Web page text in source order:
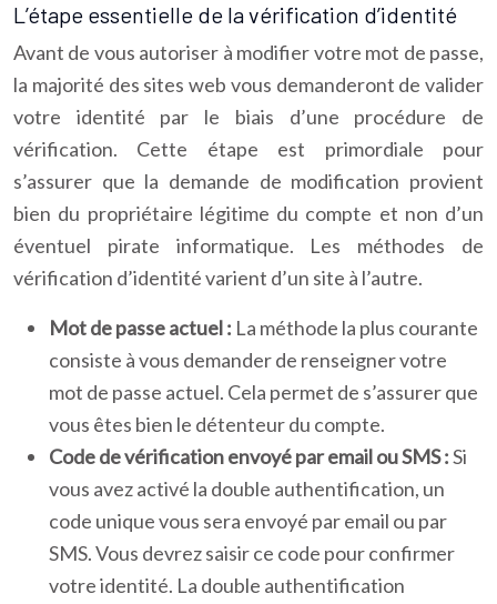
L’étape essentielle de la vérification d’identité
Avant de vous autoriser à modifier votre mot de passe,
la majorité des sites web vous demanderont de valider
votre identité par le biais d’une procédure de
vérification. Cette étape est primordiale pour
s’assurer que la demande de modification provient
bien du propriétaire légitime du compte et non d’un
éventuel pirate informatique. Les méthodes de
vérification d’identité varient d’un site à l’autre.
Mot de passe actuel : La méthode la plus courante
consiste à vous demander de renseigner votre
mot de passe actuel. Cela permet de s’assurer que
vous êtes bien le détenteur du compte.
Code de vérification envoyé par email ou SMS :Si
vous avez activé la double authentification, un
code unique vous sera envoyé par email ou par
SMS. Vous devrez saisir ce code pour confirmer
votre identité. La double authentification